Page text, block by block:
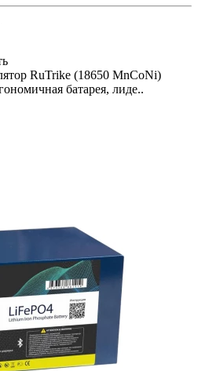
RuTrike (18650 MnCoNi)
батарея, лиде..